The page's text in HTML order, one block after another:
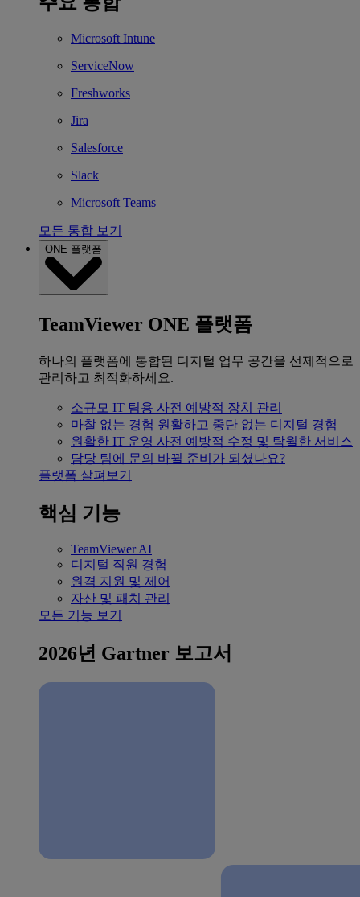
Microsoft Intune
ServiceNow
Freshworks
Jira
Salesforce
Slack
Microsoft Teams
모든 통합 보기
ONE 플랫폼
TeamViewer ONE 플랫폼
하나의 플랫폼에 통합된 디지털 업무 공간을 선제적으로
관리하고 최적화하세요.
소규모 IT 팀용 사전 예방적 장치 관리
마찰 없는 경험 원활하고 중단 없는 디지털 경험
원활한 IT 운영 사전 예방적 수정 및 탁월한 서비스
담당 팀에 문의 바뀔 준비가 되셨나요?
플랫폼 살펴보기
핵심 기능
TeamViewer AI
디지털 직원 경험
원격 지원 및 제어
자산 및 패치 관리
모든 기능 보기
2026년 Gartner 보고서